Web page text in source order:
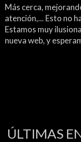
Más cerca,
atención,... Esto no
Estamos muy
nueva web, y
ÚLTIMAS